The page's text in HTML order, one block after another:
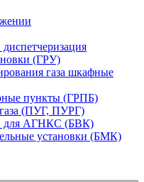
(ГРУ)
газа шкафные
пункты (ГРПБ)
(ПУГ, ПУРГ)
для АГНКС (БВК)
установки (БМК)